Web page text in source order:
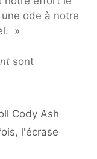
ode à notre
»
sont
Cody Ash
l'écrase